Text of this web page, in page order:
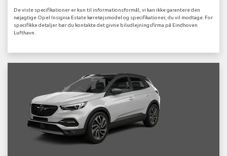
De viste specifikationer er kun til informationsformål, vi kan ikke garantere den
nøjagtige Opel Insignia Estate køretøjsmodel og specifikationer, du vil modtage. For
specifikke detaljer bør du kontakte det givne biludlejningsfirma på Eindhoven
Lufthavn.